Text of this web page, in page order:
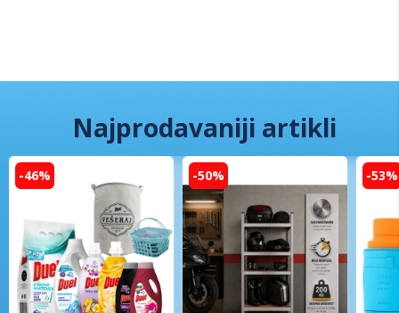
Najprodavaniji artikli
-46% -50% -53%